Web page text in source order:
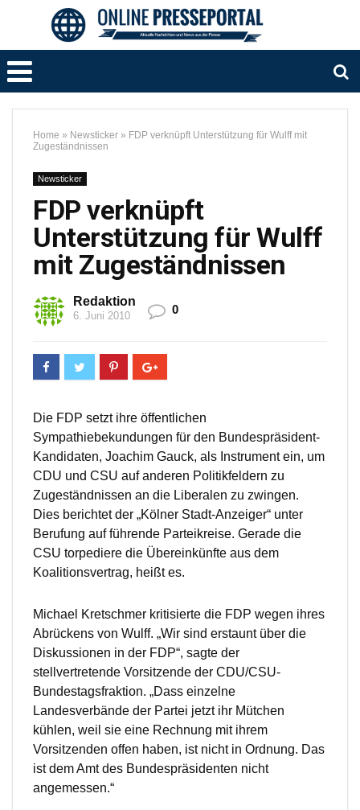
Home » Newsticker » FDP verknüpft Unterstützung für Wulff mit
Zugeständnissen
Newsticker
FDP verknüpft
Unterstützung für Wulff
mit Zugeständnissen
Redaktion
6. Juni 2010 0
Die FDP setzt ihre öffentlichen
Sympathiebekundungen für den Bundespräsident-
Kandidaten, Joachim Gauck, als Instrument ein, um
CDU und CSU auf anderen Politikfeldern zu
Zugeständnissen an die Liberalen zu zwingen.
Dies berichtet der „Kölner Stadt-Anzeiger“ unter
Berufung auf führende Parteikreise. Gerade die
CSU torpediere die Übereinkünfte aus dem
Koalitionsvertrag, heißt es.
Michael Kretschmer kritisierte die FDP wegen ihres
Abrückens von Wulff. „Wir sind erstaunt über die
Diskussionen in der FDP“, sagte der
stellvertretende Vorsitzende der CDU/CSU-
Bundestagsfraktion. „Dass einzelne
Landesverbände der Partei jetzt ihr Mütchen
kühlen, weil sie eine Rechnung mit ihrem
Vorsitzenden offen haben, ist nicht in Ordnung. Das
ist dem Amt des Bundespräsidenten nicht
angemessen.“